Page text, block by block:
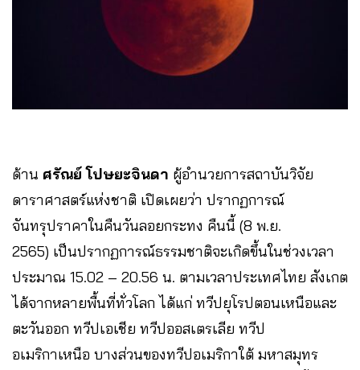
ด้าน ศรัณย์ โปษยะจินดา ผู้อำนวยการสถาบันวิจัย
ดาราศาสตร์แห่งชาติ เปิดเผยว่า ปรากฏการณ์
จันทรุปราคาในคืนวันลอยกระทง คืนนี้ (8 พ.ย.
2565) เป็นปรากฏการณ์ธรรมชาติจะเกิดขึ้นในช่วงเวลา
ประมาณ 15.02 – 20.56 น. ตามเวลาประเทศไทย สังเกต
ได้จากหลายพื้นที่ทั่วโลก ได้แก่ ทวีปยุโรปตอนเหนือและ
ตะวันออก ทวีปเอเชีย ทวีปออสเตรเลีย ทวีป
อเมริกาเหนือ บางส่วนของทวีปอเมริกาใต้ มหาสมุทร